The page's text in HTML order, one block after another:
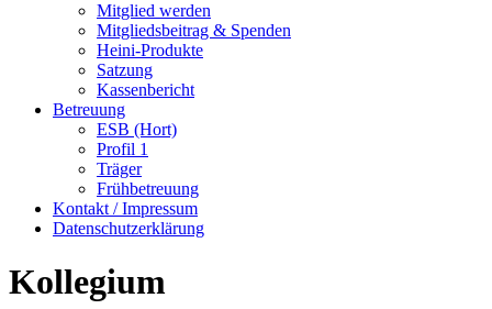
Mitglied werden
Mitgliedsbeitrag & Spenden
Heini-Produkte
Satzung
Kassenbericht
Betreuung
ESB (Hort)
Profil 1
Träger
Frühbetreuung
Kontakt / Impressum
Datenschutzerklärung
Kollegium